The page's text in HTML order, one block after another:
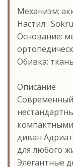
Механизм:
Настил :
Основание:
Обивка: ткань
Описание
Современный
диван
для любого
Элегантные